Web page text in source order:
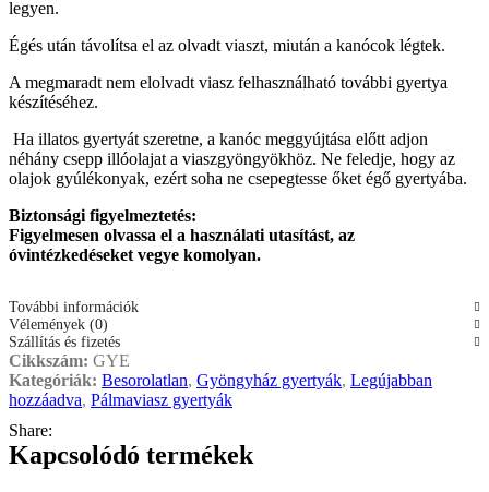
legyen.
Égés után távolítsa el az olvadt viaszt, miután a kanócok légtek.
A megmaradt nem elolvadt viasz felhasználható további gyertya
készítéséhez.
Ha illatos gyertyát szeretne, a kanóc meggyújtása előtt adjon
néhány csepp illóolajat a viaszgyöngyökhöz. Ne feledje, hogy az
olajok gyúlékonyak, ezért soha ne csepegtesse őket égő gyertyába.
Biztonsági figyelmeztetés:
Figyelmesen olvassa el a használati utasítást, az
óvintézkedéseket vegye komolyan.
További információk
Vélemények (0)
Szállítás és fizetés
Cikkszám: GYE
Kategóriák: Besorolatlan, Gyöngyház gyertyák, Legújabban
hozzáadva, Pálmaviasz gyertyák
Share:
Kapcsolódó termékek